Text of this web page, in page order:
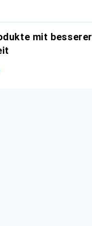
mit besserer